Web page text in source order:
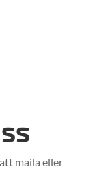
maila eller